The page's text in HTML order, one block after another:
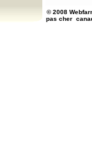
© 2008
pas cher